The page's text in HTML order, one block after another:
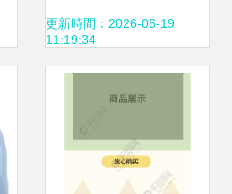
毒用品分類的科學
與實踐
更新時間：2026-06-19
11:19:34